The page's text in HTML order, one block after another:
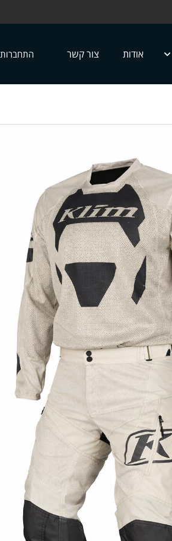
אודות צור קשר התחברות